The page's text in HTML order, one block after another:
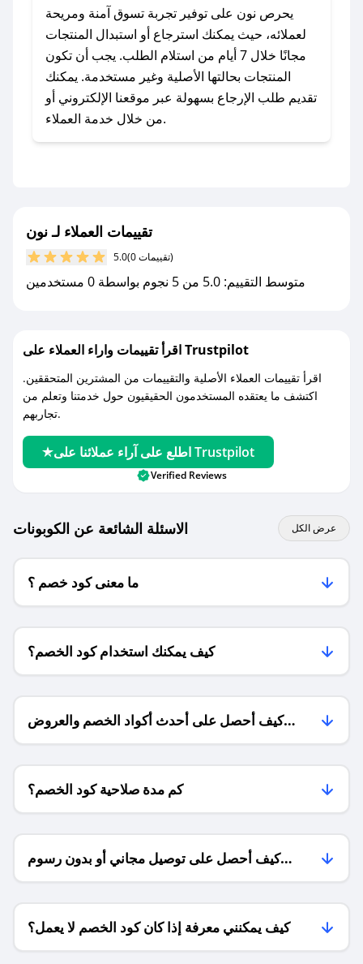
نون؟
للحصول على كوبونات وخصومات حصرية، قم بما
يلي:
- اضغط على أيقونة متابعة لمتجر نون في تطبيق
صحصح.
- تابع حسابنا الرسمي على تويتر وقم بتفعيل زر
مع صحصح، تسوق بذكاء ووفّر على كل مشترياتك مع
يحرص نون على توفير تجربة تسوق آمنة ومريحة
لعملائه، حيث يمكنك استرجاع أو استبدال المنتجات
مجانًا خلال 7 أيام من استلام الطلب. يجب أن تكون
المنتجات بحالتها الأصلية وغير مستخدمة. يمكنك
تقديم طلب الإرجاع بسهولة عبر موقعنا الإلكتروني أو
من خلال خدمة العملاء.
تقييمات العملاء لـ نون
5.0 (0 تقييمات)
متوسط التقييم: 5.0 من 5 نجوم بواسطة 0 مستخدمين
اقرأ تقييمات واراء العملاء على Trustpilot
اقرأ تقييمات العملاء الأصلية والتقييمات من المشترين المتحققين.
اكتشف ما يعتقده المستخدمون الحقيقيون حول خدمتنا وتعلم من
تجاربهم.
اطلع على آراء عملائنا على Trustpilot
Verified Reviews
الاسئلة الشائعة عن الكوبونات عرض الكل
ما معنى كود خصم ؟
كيف يمكنك استخدام كود الخصم؟
كيف أحصل على أحدث أكواد الخصم والعروض
للمتاجر؟
كم مدة صلاحية كود الخصم؟
كيف أحصل على توصيل مجاني أو بدون رسوم
الشحن ؟
كيف يمكنني معرفة إذا كان كود الخصم لا يعمل؟